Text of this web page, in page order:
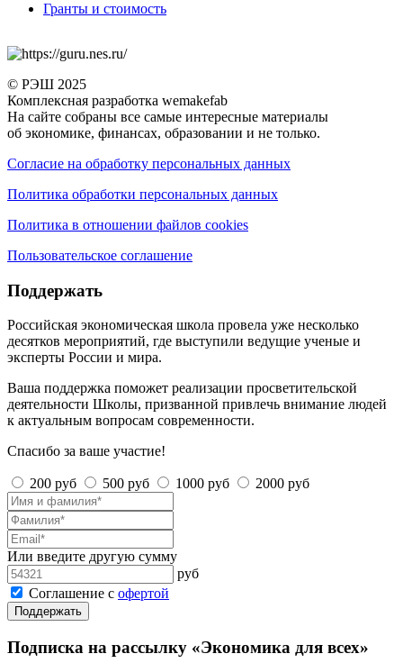
Гранты и стоимость
© РЭШ 2025
Комплексная разработка wemakefab
На сайте собраны все самые интересные материалы
об экономике, финансах, образовании и не только.
Согласие на обработку персональных данных
Политика обработки персональных данных
Политика в отношении файлов cookies
Пользовательское соглашение
Поддержать
Российская экономическая школа провела уже несколько
десятков мероприятий, где выступили ведущие ученые и
эксперты России и мира.
Ваша поддержка поможет реализации просветительской
деятельности Школы, призванной привлечь внимание людей
к актуальным вопросам современности.
Спасибо за ваше участие!
200 руб 500 руб 1000 руб 2000 руб
Или введите другую сумму
руб
Соглашение с офертой
Поддержать
Подписка на рассылку «Экономика для всех»